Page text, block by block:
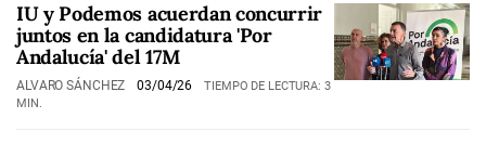
IU y Podemos acuerdan concurrir
juntos en la candidatura 'Por
Andalucía' del 17M
ALVARO SÁNCHEZ 03/04/26
TIEMPO DE LECTURA: 3
MIN.